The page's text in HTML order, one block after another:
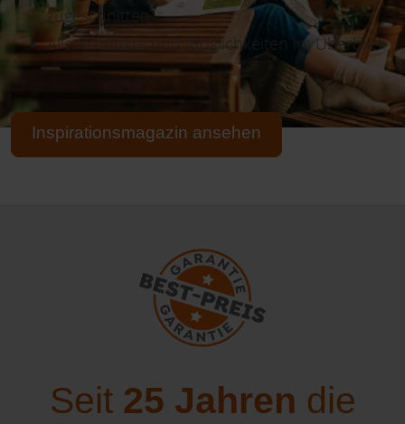
zugeschnitten
Alle Produkte und Möglichkeiten im Überblick
Inspirationsmagazin ansehen
Seit 25 Jahren die